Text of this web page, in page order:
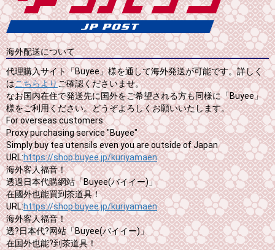
海外配送について
代理購入サイト「Buyee」様を通して海外発送が可能です。詳しく
はこちらよりご確認くださいませ。
なお国内在住で発送先に国外をご希望される方も同様に「Buyee」
様をご利用ください。どうぞよろしくお願いいたします。
For overseas customers
Proxy purchasing service "Buyee"
Simply buy tea utensils even you are outside of Japan
URL:https://shop.buyee.jp/kuriyamaen
海外客人福音！
透過日本代購網站「Buyee(バイイー)」
在國外也能買到茶道具！
URL:https://shop.buyee.jp/kuriyamaen
海外客人福音！
透?日本代?网站「Buyee(バイイー)」
在国外也能?到茶道具！